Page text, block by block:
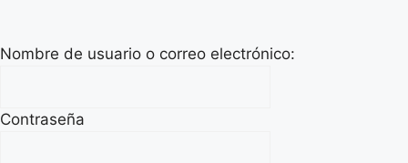
Nombre de usuario o correo electrónico:
Contraseña